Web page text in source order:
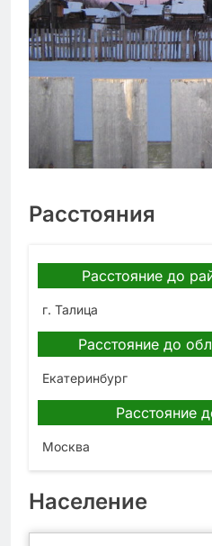
Расстояния
Расстояние до
г. Талица
Расстояние до
Екатеринбург
Расстояние
Москва
Население